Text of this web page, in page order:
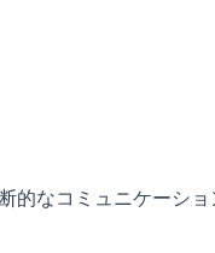
なコミュニケーシ